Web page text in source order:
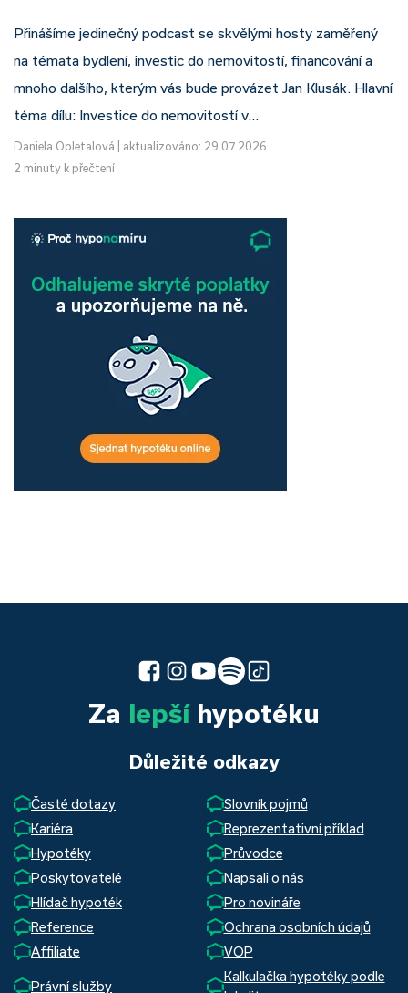
Přinášíme jedinečný podcast se skvělými hosty zaměřený
na témata bydlení, investic do nemovitostí, financování a
mnoho dalšího, kterým vás bude provázet Jan Klusák. Hlavní
téma dílu: Investice do nemovitostí v…
Daniela Opletalová
aktualizováno: 29.07.2026
2 minuty k přečtení
Za lepšíhypotéku
Důležité odkazy
Časté dotazy
Slovník pojmů
Kariéra
Reprezentativní příklad
Hypotéky
Průvodce
Poskytovatelé
Napsali o nás
Hlídač hypoték
Pro novináře
Reference
Ochrana osobních údajů
Affiliate
VOP
Právní služby
Kalkulačka hypotéky podle